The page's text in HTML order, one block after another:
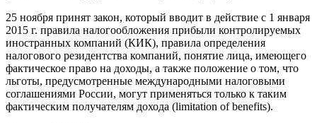
25 ноября принят закон, который вводит в действие с 1 января
2015 г. правила налогообложения прибыли контролируемых
иностранных компаний (КИК), правила определения
налогового резидентства компаний, понятие лица, имеющего
фактическое право на доходы, а также положение о том, что
льготы, предусмотренные международными налоговыми
соглашениями России, могут применяться только к таким
фактическим получателям дохода (limitation of benefits).